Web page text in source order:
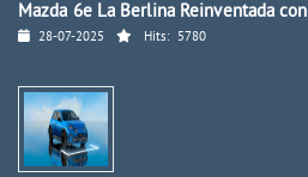
Mazda 6e La Berlina Reinventada con
28-07-2025 Hits: 5780